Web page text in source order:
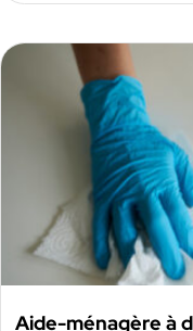
Aide-ménagère à